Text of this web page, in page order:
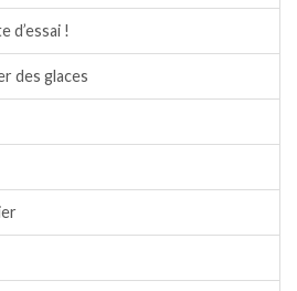
d’essai !
des glaces